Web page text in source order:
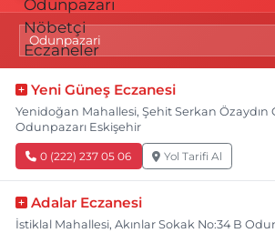
Yeni Güneş Eczanesi
Yenidoğan Mahallesi, Şehit Serkan Özaydın
Odunpazarı Eskişehir
0 (222) 237 05 06 Yol Tarifi Al
Adalar Eczanesi
İstiklal Mahallesi, Akınlar Sokak No:34 B